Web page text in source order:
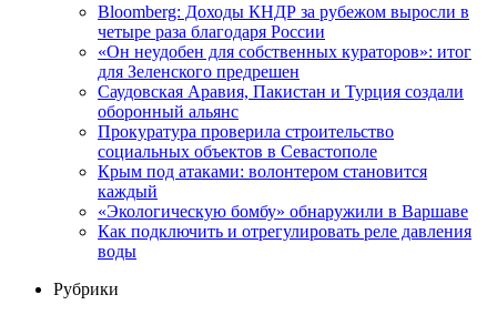
Bloomberg: Доходы КНДР за рубежом выросли в
четыре раза благодаря России
«Он неудобен для собственных кураторов»: итог
для Зеленского предрешен
Саудовская Аравия, Пакистан и Турция создали
оборонный альянс
Прокуратура проверила строительство
социальных объектов в Севастополе
Крым под атаками: волонтером становится
каждый
«Экологическую бомбу» обнаружили в Варшаве
Как подключить и отрегулировать реле давления
воды
Рубрики